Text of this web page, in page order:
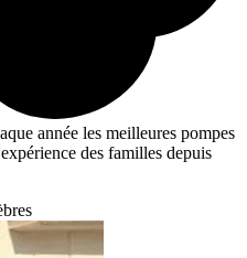
année les meilleures pompes
des familles depuis